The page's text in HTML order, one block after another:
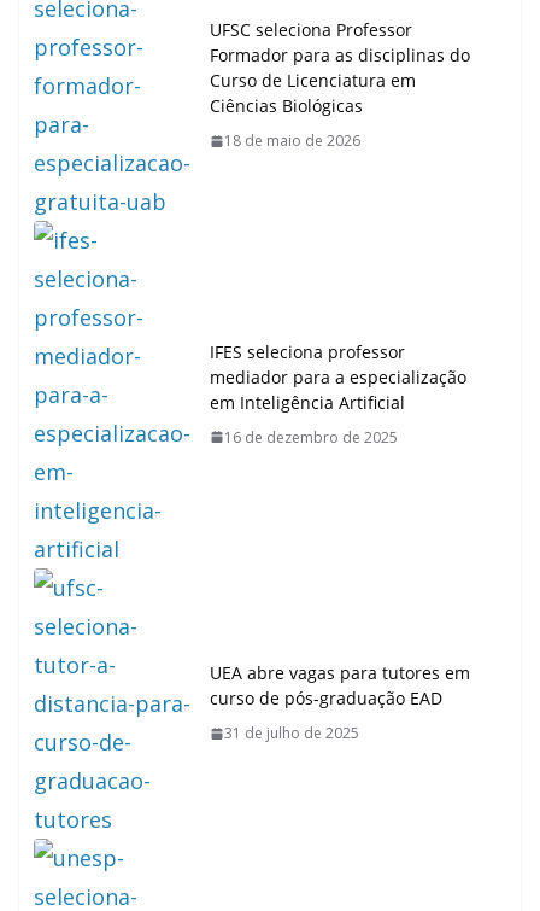
UFSC seleciona Professor
Formador para as disciplinas do
Curso de Licenciatura em
Ciências Biológicas
18 de maio de 2026
IFES seleciona professor
mediador para a especialização
em Inteligência Artificial
16 de dezembro de 2025
UEA abre vagas para tutores em
curso de pós-graduação EAD
31 de julho de 2025